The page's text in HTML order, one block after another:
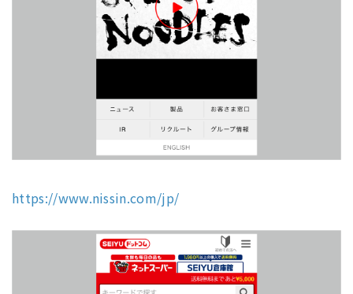
https://www.nissin.com/jp/